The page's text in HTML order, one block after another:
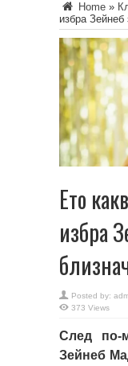
Home »
избра Зейнеб
Ето
избра
Posted by:
373 Views
След по-
Зейнеб